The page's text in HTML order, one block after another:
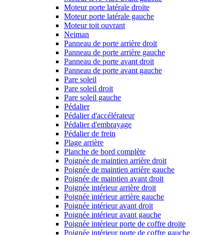
Moteur porte latérale droite
Moteur porte latérale gauche
Moteur toit ouvrant
Neiman
Panneau de porte arrière droit
Panneau de porte arrière gauche
Panneau de porte avant droit
Panneau de porte avant gauche
Pare soleil
Pare soleil droit
Pare soleil gauche
Pédalier
Pédalier d'accélérateur
Pédalier d'embrayage
Pédalier de frein
Plage arrière
Planche de bord complète
Poignée de maintien arrière droit
Poignée de maintien arrière gauche
Poignée de maintien avant droit
Poignée intérieur arrière droit
Poignée intérieur arrière gauche
Poignée intérieur avant droit
Poignée intérieur avant gauche
Poignée intérieur porte de coffre droite
Poignée intérieur porte de coffre gauche